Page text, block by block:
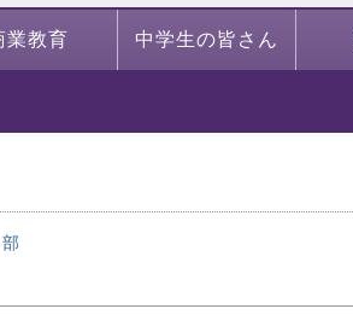
業教育 中学生の皆さん